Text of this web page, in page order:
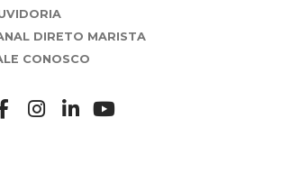
DIRETO MARISTA
CONOSCO